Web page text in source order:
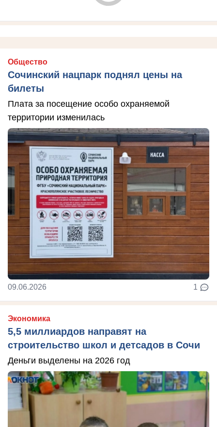
Общество
Сочинский нацпарк поднял цены на
билеты
Плата за посещение особо охраняемой
территории изменилась
09.06.2026 1
Экономика
5,5 миллиардов направят на
строительство школ и детсадов в Сочи
Деньги выделены на 2026 год